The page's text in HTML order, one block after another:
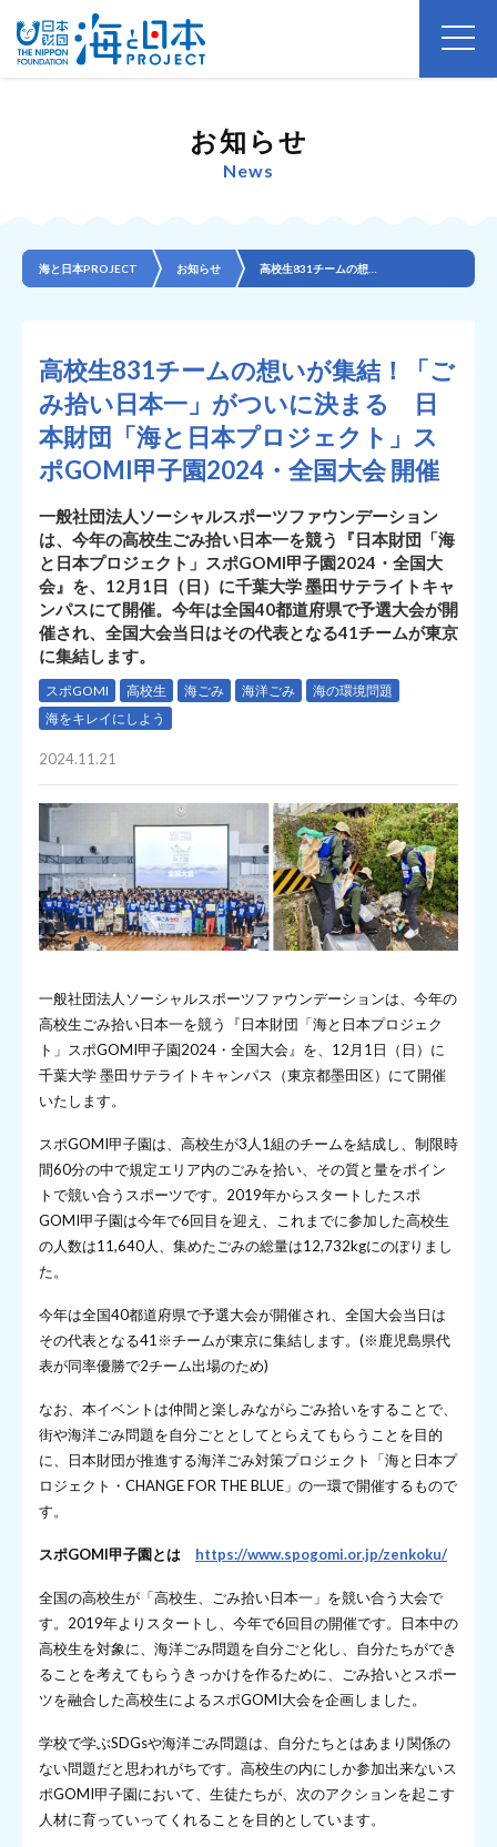
お知らせ
News
海と日本PROJECT お知らせ
高校生831チームの想いが集結！「ご
み拾い日本一」がついに決まる 日
本財団「海と日本プロジェクト」ス
ポGOMI甲子園2024・全国大会 開催
一般社団法人ソーシャルスポーツファウンデーション
は、今年の高校生ごみ拾い日本一を競う『日本財団「海
と日本プロジェクト」スポGOMI甲子園2024・全国大
会』を、12月1日（日）に千葉大学 墨田サテライトキャ
ンパスにて開催。今年は全国40都道府県で予選大会が開
催され、全国大会当日はその代表となる41チームが東京
に集結します。
スポGOMI 高校生 海ごみ 海洋ごみ
海の環境問題
海をキレイにしよう
2024.11.21
一般社団法人ソーシャルスポーツファウンデーションは、今年の
高校生ごみ拾い日本一を競う『日本財団「海と日本プロジェク
ト」スポGOMI甲子園2024・全国大会』を、12月1日（日）に
千葉大学 墨田サテライトキャンパス（東京都墨田区）にて開催
いたします。
スポGOMI甲子園は、高校生が3人1組のチームを結成し、制限時
間60分の中で規定エリア内のごみを拾い、その質と量をポイン
トで競い合うスポーツです。2019年からスタートしたスポ
GOMI甲子園は今年で6回目を迎え、これまでに参加した高校生
の人数は11,640人、集めたごみの総量は12,732kgにのぼりまし
た。
今年は全国40都道府県で予選大会が開催され、全国大会当日は
その代表となる41※チームが東京に集結します。(※鹿児島県代
表が同率優勝で2チーム出場のため)
なお、本イベントは仲間と楽しみながらごみ拾いをすることで、
街や海洋ごみ問題を自分ごととしてとらえてもらうことを目的
に、日本財団が推進する海洋ごみ対策プロジェクト「海と日本プ
ロジェクト・CHANGE FOR THE BLUE」の一環で開催するもので
す。
スポGOMI甲子園とは https://www.spogomi.or.jp/zenkoku/
全国の高校生が「高校生、ごみ拾い日本一」を競い合う大会で
す。2019年よりスタートし、今年で6回目の開催です。日本中の
高校生を対象に、海洋ごみ問題を自分ごと化し、自分たちができ
ることを考えてもらうきっかけを作るために、ごみ拾いとスポー
ツを融合した高校生によるスポGOMI大会を企画しました。
学校で学ぶSDGsや海洋ごみ問題は、自分たちとはあまり関係の
ない問題だと思われがちです。高校生の内にしか参加出来ないス
ポGOMI甲子園において、生徒たちが、次のアクションを起こす
人材に育っていってくれることを目的としています。